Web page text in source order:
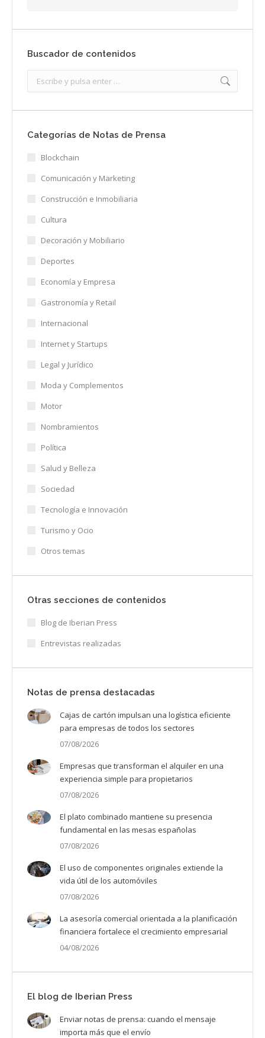
Buscador de contenidos
Categorías de Notas de Prensa
Blockchain
Comunicación y Marketing
Construcción e Inmobiliaria
Cultura
Decoración y Mobiliario
Deportes
Economía y Empresa
Gastronomía y Retail
Internacional
Internet y Startups
Legal y Jurídico
Moda y Complementos
Motor
Nombramientos
Política
Salud y Belleza
Sociedad
Tecnología e Innovación
Turismo y Ocio
Otros temas
Otras secciones de contenidos
Blog de Iberian Press
Entrevistas realizadas
Notas de prensa destacadas
Cajas de cartón impulsan una logística eficiente
para empresas de todos los sectores
07/08/2026
Empresas que transforman el alquiler en una
experiencia simple para propietarios
07/08/2026
El plato combinado mantiene su presencia
fundamental en las mesas españolas
07/08/2026
El uso de componentes originales extiende la
vida útil de los automóviles
07/08/2026
La asesoría comercial orientada a la planificación
financiera fortalece el crecimiento empresarial
04/08/2026
El blog de Iberian Press
Enviar notas de prensa: cuando el mensaje
importa más que el envío